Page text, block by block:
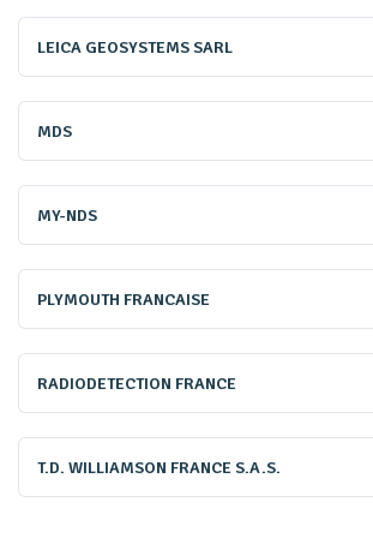
détection des réseaux enterrés.
considérable, mais nous pouvons compter
technologies performantes et en constante
LEICA GEOSYSTEMS SARL
MDS
MY-NDS
PLYMOUTH FRANCAISE
RADIODETECTION FRANCE
T.D. WILLIAMSON FRANCE S.A.S.